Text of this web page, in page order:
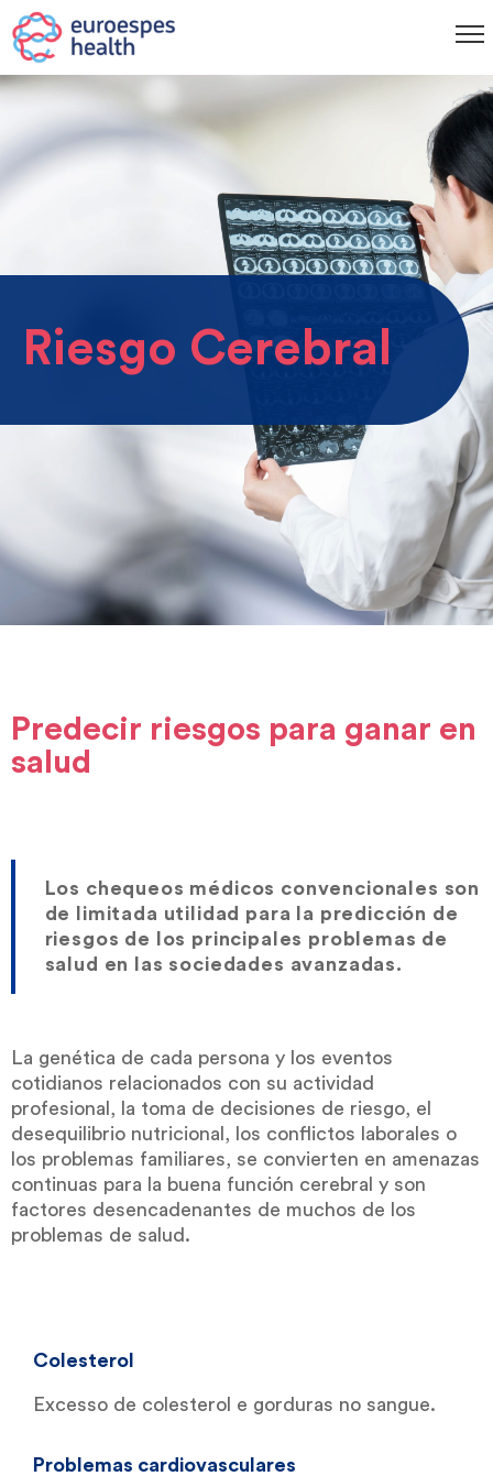
Riesgo Cerebral
Predecir riesgos para ganar en
salud
Los chequeos médicos convencionales son
de limitada utilidad para la predicción de
riesgos de los principales problemas de
salud en las sociedades avanzadas.
La genética de cada persona y los eventos
cotidianos relacionados con su actividad
profesional, la toma de decisiones de riesgo, el
desequilibrio nutricional, los conflictos laborales o
los problemas familiares, se convierten en amenazas
continuas para la buena función cerebral y son
factores desencadenantes de muchos de los
problemas de salud.
Colesterol
Excesso de colesterol e gorduras no sangue.
Problemas cardiovasculares